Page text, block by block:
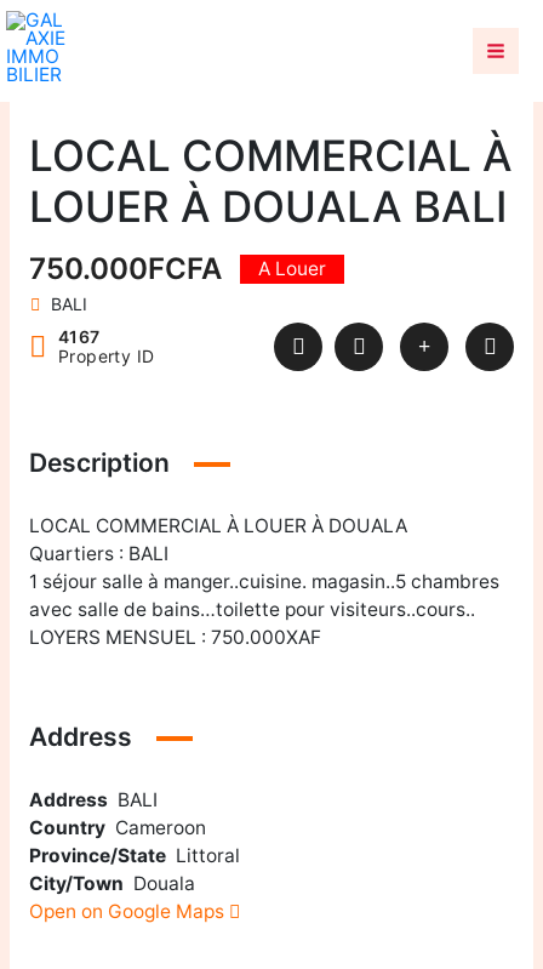
Aller
contenu
LOCAL COMMERCIAL À
LOUER À DOUALA BALI
750.000FCFA A Louer
BALI
4167
Property ID
Description
LOCAL COMMERCIAL À LOUER À DOUALA
Quartiers : BALI
1 séjour salle à manger..cuisine. magasin..5 chambres
avec salle de bains…toilette pour visiteurs..cours..
LOYERS MENSUEL : 750.000XAF
Address
Address BALI
Country Cameroon
Province/State Littoral
City/Town Douala
Open on Google Maps